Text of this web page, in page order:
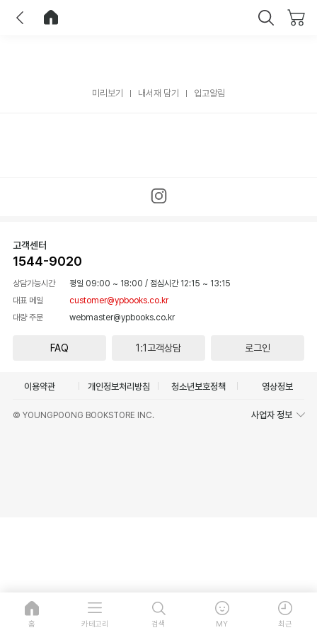
미리보기 내서재 담기 입고알림
고객센터
1544-9020
상담가능시간 평일 09:00 ~ 18:00 / 점심시간 12:15 ~ 13:15
대표 메일
customer@ypbooks.co.kr
대량 주문
webmaster@ypbooks.co.kr
FAQ 1:1고객상담 로그인
이용약관 개인정보처리방침 청소년보호정책 영상정보
© YOUNGPOONG BOOKSTORE INC. 사업자 정보
홈 카테고리 검색 MY 최근